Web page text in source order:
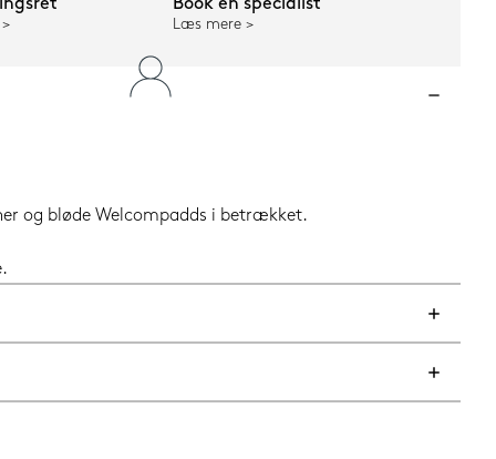
Book en specialist
Læs mere
og bløde Welcompadds i betrækket.